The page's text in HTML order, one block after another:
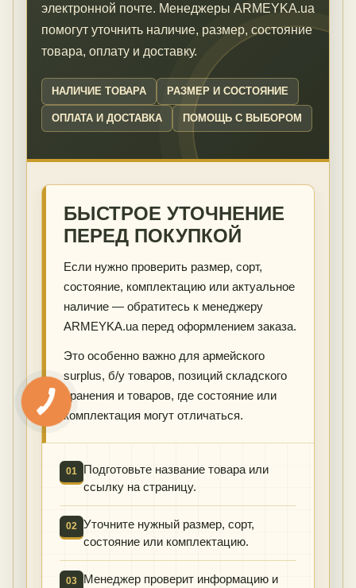
электронной почте. Менеджеры ARMEYKA.ua
помогут уточнить наличие, размер, состояние
товара, оплату и доставку.
НАЛИЧИЕ ТОВАРА РАЗМЕР И СОСТОЯНИЕ
ОПЛАТА И ДОСТАВКА ПОМОЩЬ С ВЫБОРОМ
БЫСТРОЕ УТОЧНЕНИЕ
ПЕРЕД ПОКУПКОЙ
Если нужно проверить размер, сорт,
состояние, комплектацию или актуальное
наличие — обратитесь к менеджеру
ARMEYKA.ua перед оформлением заказа.
Это особенно важно для армейского
surplus, б/у товаров, позиций складского
хранения и товаров, где состояние или
комплектация могут отличаться.
01
Подготовьте название товара или
ссылку на страницу.
02
Уточните нужный размер, сорт,
состояние или комплектацию.
03
Менеджер проверит информацию и